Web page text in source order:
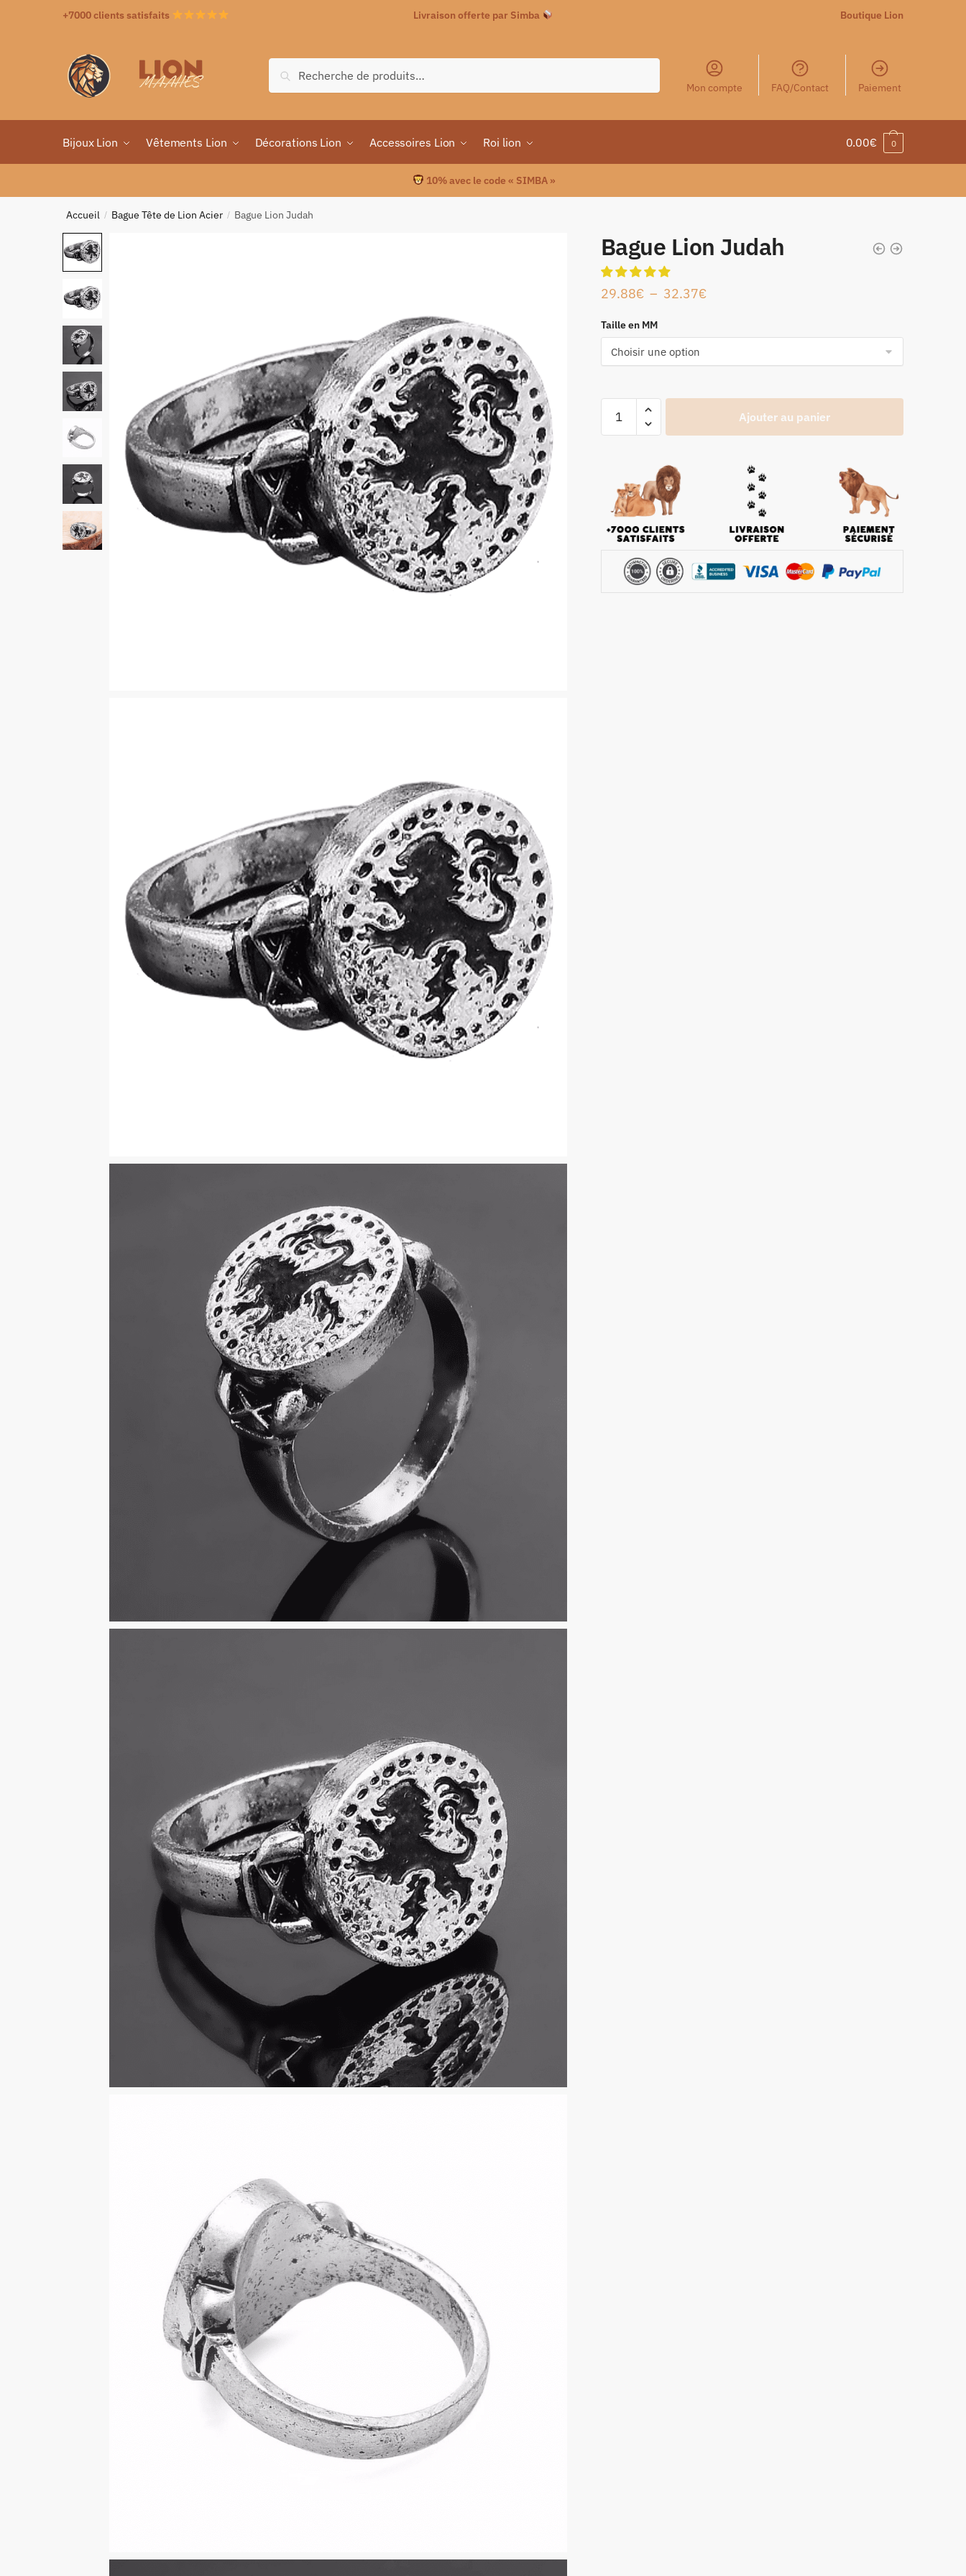
+7000 clients satisfaits Livraison offerte par Simba Boutique Lion
Recherche
Mon compte FAQ/Contact Paiement
Bijoux Lion Vêtements Lion Décorations Lion Accessoires Lion Roi lion 0.00€ 0
10% avec le code « SIMBA »
Accueil / Bague Tête de Lion Acier / Bague Lion Judah
Bague Lion Judah
29.88€ – 32.37€
Taille en MM
Ajouter au panier